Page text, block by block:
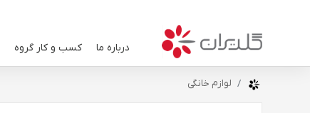
درباره ما کسب و کار گروه
لوازم خانگی